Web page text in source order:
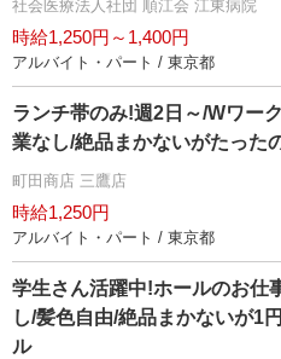
社会医療法人社団 順江会 江東病院
時給1,250円～1,400円
アルバイト・パート / 東京都
ランチ帯のみ!週2日～/Wワー
業なし/絶品まかないがたった
町田商店 三鷹店
時給1,250円
アルバイト・パート / 東京都
学生さん活躍中!ホールのお仕
し/髪色自由/絶品まかないが1
ル